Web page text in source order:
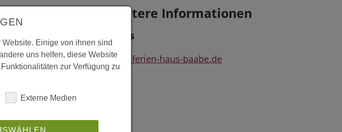
Weitere Informationen
Links
www.ferien-haus-baabe.de
Einige von ihnen sind
uns helfen, diese Website
zur Verfügung zu
Externe Medien